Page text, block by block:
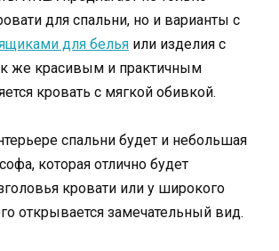
для спальни, но и варианты с
для белья или изделия с
же красивым и практичным
кровать с мягкой обивкой.
спальни будет и небольшая
которая отлично будет
кровати или у широкого
открывается замечательный вид.